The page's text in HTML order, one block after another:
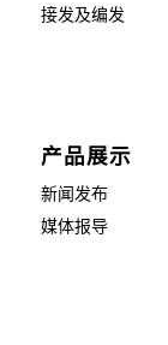
接发及编发
产品展示
新闻发布
媒体报导